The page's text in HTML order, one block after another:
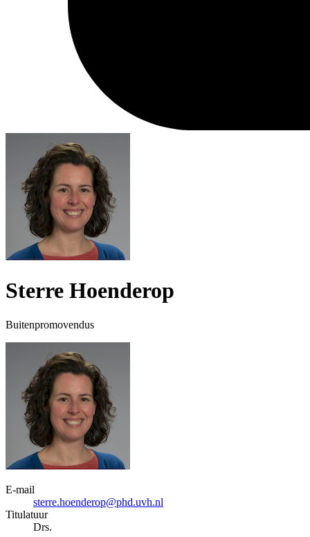
Sterre Hoenderop
Buitenpromovendus
E-mail
sterre.hoenderop@phd.uvh.nl
Titulatuur
Drs.